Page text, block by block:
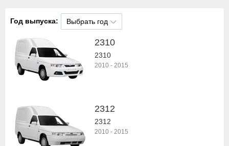
Год выпуска: Выбрать год
2310
2310
2010 - 2015
2312
2312
2010 - 2015